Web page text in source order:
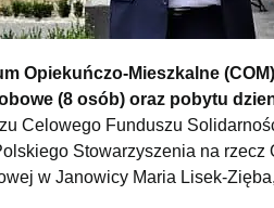
Opiekuńczo-Mieszkalne
(8 osób) oraz pobytu
Celowego Funduszu
Stowarzyszenia na rzecz
w Janowicy Maria Lisek-